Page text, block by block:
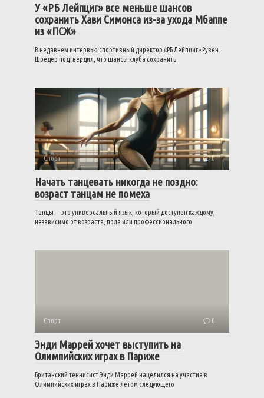
У «РБ Лейпциг» все меньше шансов
сохранить Хави Симонса из-за ухода Мбаппе
из «ПСЖ»
В недавнем интервью спортивный директор «РБ Лейпциг» Рувен
Шредер подтвердил, что шансы клуба сохранить
Спорт 0
Начать танцевать никогда не поздно:
возраст танцам не помеха
Танцы — это универсальный язык, который доступен каждому,
независимо от возраста, пола или профессионального
Спорт 0
Энди Маррей хочет выступить на
Олимпийских играх в Париже
Британский теннисист Энди Маррей нацелился на участие в
Олимпийских играх в Париже летом следующего